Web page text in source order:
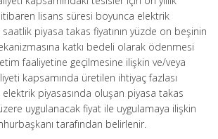
lisans süresi boyunca elektrik
piyasa takas fiyatının yüzde on beşinin
katkı bedeli olarak ödenmesi
faaliyetine geçilmesine ilişkin ve/veya
kapsamında üretilen ihtiyaç fazlası
piyasasında oluşan piyasa takas
uygulanacak fiyat ile uygulamaya ilişkin
tarafından belirlenir.